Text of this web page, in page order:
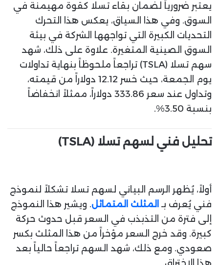
يعتبر ضرورياً لضمان بقاء تسلا كقوة مهيمنة في
السوق. وفي هذا السياق، يعكس هذا التحرك
التحديات الكبيرة التي تواجهها الشركة في بيئة
السوق الصينية المتغيرة. علاوة على ذلك، شهد
سهم تسلا (TSLA) تراجعاً ملحوظاً بنهاية تداولات
يوم الجمعة، حيث خسر 12.12 دولاراً من قيمته،
وتداول عند سعر 333.86 دولاراً، ممثلاً انخفاضاً
بنسبة 3.50%.
تحليل فني لسهم تسلا (TSLA)
أولاً، يُظهر الرسم البياني لسهم تسلا تشكلاً لنموذج
فني يُعرف بـ المثلث المتماثل. ويشير هذا النموذج
إلى فترة من التذبذب في السعر قبل حدوث حركة
كبيرة. وقد خرج السعر مؤخراً من هذا المثلث بكسر
صعودي. ومع ذلك، شهد السهم تراجعاً حالياً بعد
هذا الاختراق.